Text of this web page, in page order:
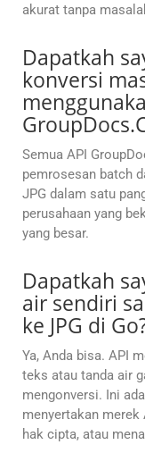
akurat tanpa
Dapatkah
konversi
Semua API
pemrosesan batch
JPG dalam satu
perusahaan yang
yang besar.
Dapatkah
air sendiri
ke JPG di
Ya, Anda bisa. API
teks atau tanda air
mengonversi. Ini
menyertakan merek
hak cipta, atau